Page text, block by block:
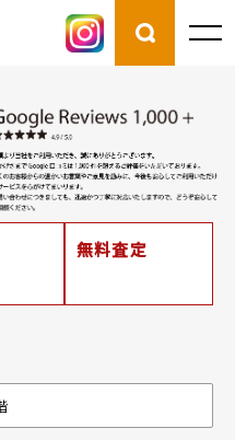
無料査定